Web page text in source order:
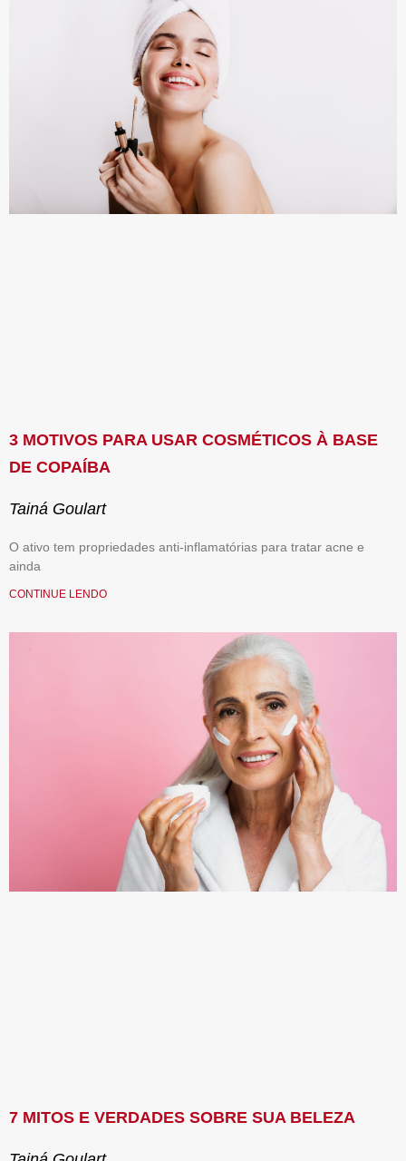
3 MOTIVOS PARA USAR COSMÉTICOS À BASE
DE COPAÍBA
Tainá Goulart
O ativo tem propriedades anti-inflamatórias para tratar acne e
ainda
CONTINUE LENDO
7 MITOS E VERDADES SOBRE SUA BELEZA